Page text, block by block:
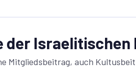
Israelitischen
Mitgliedsbeitrag, auch